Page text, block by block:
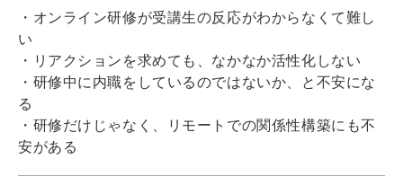
・オンライン研修が受講生の反応がわからなくて難し
い
・リアクションを求めても、なかなか活性化しない
・研修中に内職をしているのではないか、と不安にな
る
・研修だけじゃなく、リモートでの関係性構築にも不
安がある